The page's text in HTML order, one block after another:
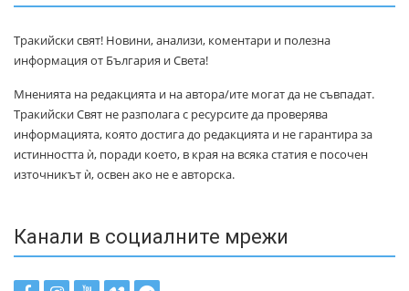
Тракийски свят! Новини, анализи, коментари и полезна
информация от България и Света!
Мненията на редакцията и на автора/ите могат да не съвпадат.
Тракийски Свят не разполага с ресурсите да проверява
информацията, която достига до редакцията и не гарантира за
истинността ѝ, поради което, в края на всяка статия е посочен
източникът ѝ, освен ако не е авторска.
Канали в социалните мрежи